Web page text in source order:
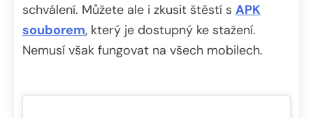
schválení. Můžete ale i zkusit štěstí s APK
souborem, který je dostupný ke stažení.
Nemusí však fungovat na všech mobilech.